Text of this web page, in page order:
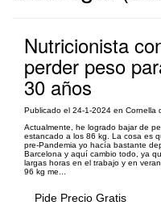
Nutricionista
perder peso
30 años
Publicado el 24-1-2024 en Cornella
Actualmente, he logrado bajar de
estancado a los 86 kg. La cosa es
pre-Pandemia yo hacía bastante
Barcelona y aquí cambio todo, ya
largas horas en el trabajo y en
96 kg me...
Pide Precio Gratis